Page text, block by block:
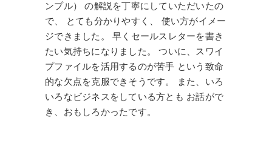
ンプル） の解説を丁寧にしていただいたの
で、 とても分かりやすく、 使い方がイメー
ジできました。 早くセールスレターを書き
たい気持ちになりました。 ついに、スワイ
プファイルを活用するのが苦手 という致命
的な欠点を克服できそうです。 また、いろ
いろなビジネスをしている方とも お話がで
き、おもしろかったです。